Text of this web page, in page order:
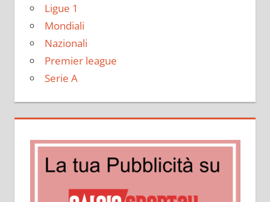
Ligue 1
Mondiali
Nazionali
Premier league
Serie A